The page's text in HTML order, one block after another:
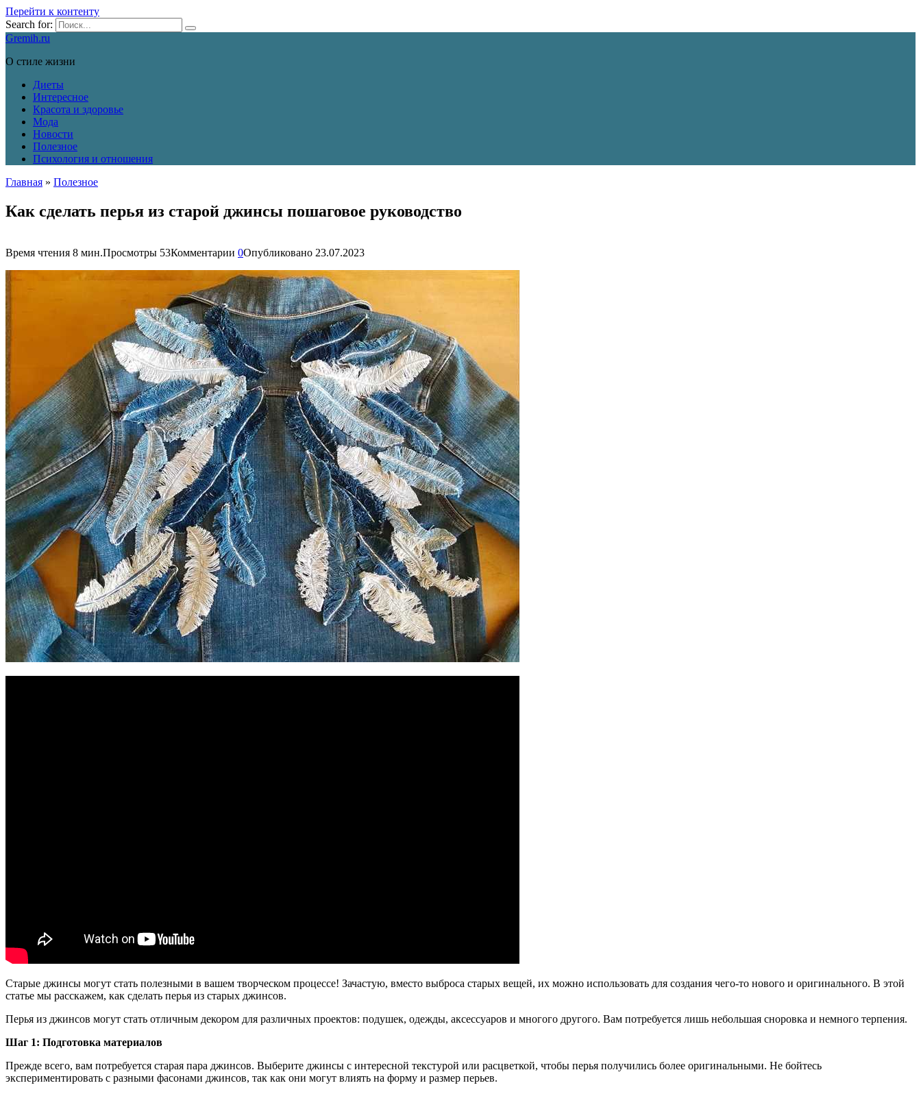
Перейти к контенту
Search for:
Gremih.ru
О стиле жизни
Диеты
Интересное
Красота и здоровье
Мода
Новости
Полезное
Психология и отношения
Главная » Полезное
Как сделать перья из старой джинсы пошаговое руководство
Время чтения 8 мин.Просмотры 53Комментарии 0Опубликовано 23.07.2023
Старые джинсы могут стать полезными в вашем творческом процессе! Зачастую, вместо выброса старых вещей, их можно использовать для создания чего-то нового и оригинального. В этой
статье мы расскажем, как сделать перья из старых джинсов.
Перья из джинсов могут стать отличным декором для различных проектов: подушек, одежды, аксессуаров и многого другого. Вам потребуется лишь небольшая сноровка и немного терпения.
Шаг 1: Подготовка материалов
Прежде всего, вам потребуется старая пара джинсов. Выберите джинсы с интересной текстурой или расцветкой, чтобы перья получились более оригинальными. Не бойтесь
экспериментировать с разными фасонами джинсов, так как они могут влиять на форму и размер перьев.